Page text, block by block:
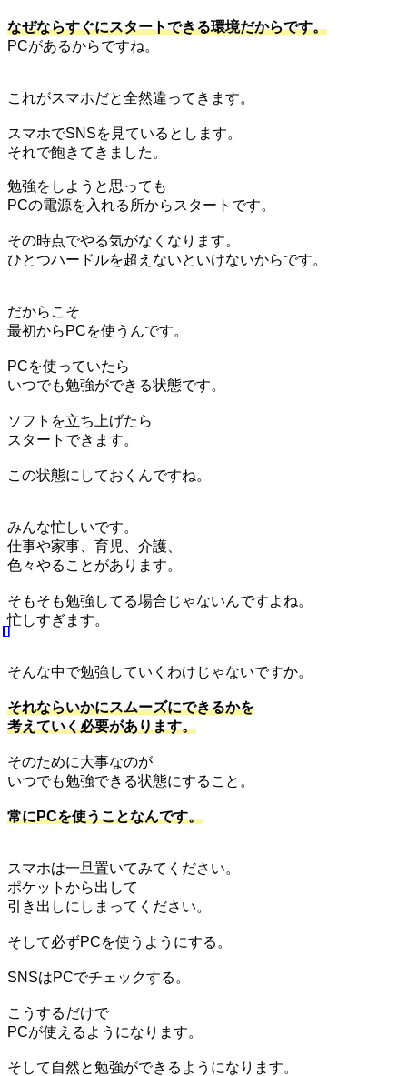
なぜならすぐにスタートできる環境だからです。
PCがあるからですね。
これがスマホだと全然違ってきます。
スマホでSNSを見ているとします。
それで飽きてきました。
勉強をしようと思っても
PCの電源を入れる所からスタートです。
その時点でやる気がなくなります。
ひとつハードルを超えないといけないからです。
だからこそ
最初からPCを使うんです。
PCを使っていたら
いつでも勉強ができる状態です。
ソフトを立ち上げたら
スタートできます。
この状態にしておくんですね。
みんな忙しいです。
仕事や家事、育児、介護、
色々やることがあります。
そもそも勉強してる場合じゃないんですよね。
忙しすぎます。
そんな中で勉強していくわけじゃないですか。
それならいかにスムーズにできるかを
考えていく必要があります。
そのために大事なのが
いつでも勉強できる状態にすること。
常にPCを使うことなんです。
スマホは一旦置いてみてください。
ポケットから出して
引き出しにしまってください。
そして必ずPCを使うようにする。
SNSはPCでチェックする。
こうするだけで
PCが使えるようになります。
そして自然と勉強ができるようになります。